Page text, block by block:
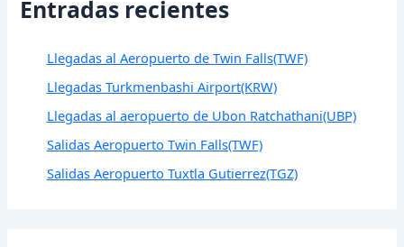
Entradas recientes
Llegadas al Aeropuerto de Twin Falls(TWF)
Llegadas Turkmenbashi Airport(KRW)
Llegadas al aeropuerto de Ubon Ratchathani(UBP)
Salidas Aeropuerto Twin Falls(TWF)
Salidas Aeropuerto Tuxtla Gutierrez(TGZ)